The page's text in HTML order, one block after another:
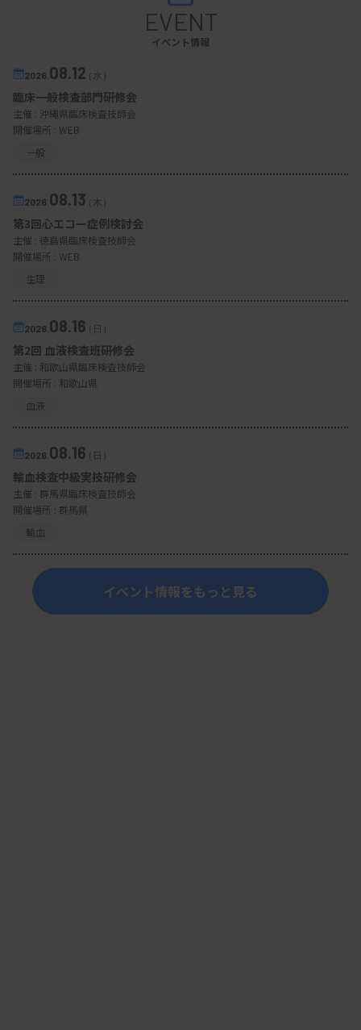
EVENT
イベント情報
2026. 08.12（水）
臨床一般検査部門研修会
主催 : 沖縄県臨床検査技師会
開催場所 : WEB
一般
2026. 08.13（木）
第3回心エコー症例検討会
主催 : 徳島県臨床検査技師会
開催場所 : WEB
生理
2026. 08.16（日）
第2回 血液検査班研修会
主催 : 和歌山県臨床検査技師会
開催場所 : 和歌山県
血液
2026. 08.16（日）
輸血検査中級実技研修会
主催 : 群馬県臨床検査技師会
開催場所 : 群馬県
輸血
イベント情報をもっと見る